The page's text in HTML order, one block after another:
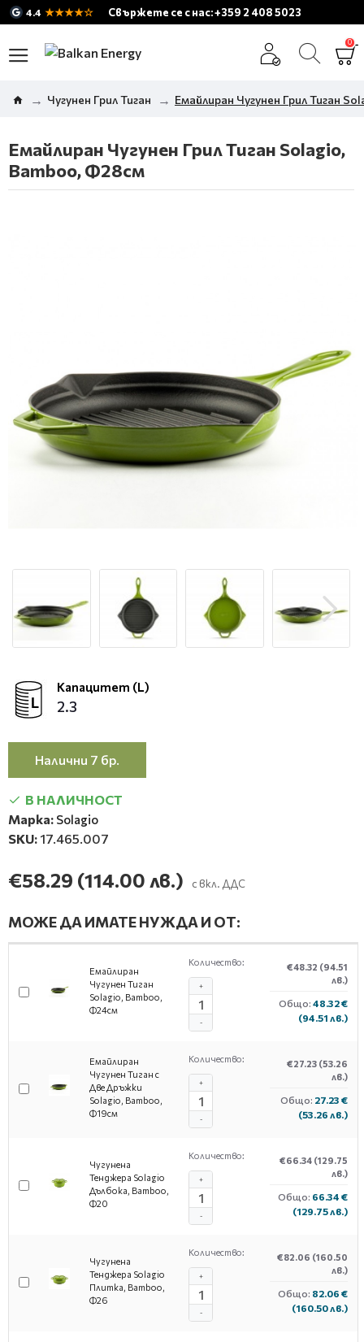
4.4 ★★★★☆ Свържете се с нас: +359 2 408 5023
0
Чугунен Грил Тиган Емайлиран Чугунен Грил Тиган
Емайлиран Чугунен Грил Тиган Solagio,
Bamboo, Ф28см
Капацитет (L)
2.3
Налични 7 бр.
В НАЛИЧНОСТ
Марка: Solagio
SKU: 17.465.007
€58.29 (114.00 лв.) с вкл. ДДС
МОЖЕ ДА ИМАТЕ НУЖДА И ОТ:
Емайлиран
Чугунен Тиган
Solagio, Bamboo,
Ф24см
Количество:
-
+
€48.32 (94.51
лв.)
Общо: 48.32 €
(94.51 лв.)
Емайлиран
Чугунен Тиган с
Две Дръжки
Solagio, Bamboo,
Ф19см
Количество:
-
+
€27.23 (53.26
лв.)
Общо: 27.23 €
(53.26 лв.)
Чугунена
Тенджера Solagio
Дълбока, Bamboo,
Ф20
Количество:
-
+
€66.34 (129.75
лв.)
Общо: 66.34 €
(129.75 лв.)
Чугунена
Тенджера Solagio
Плитка, Bamboo,
Ф26
Количество:
-
+
€82.06 (160.50
лв.)
Общо: 82.06 €
(160.50 лв.)